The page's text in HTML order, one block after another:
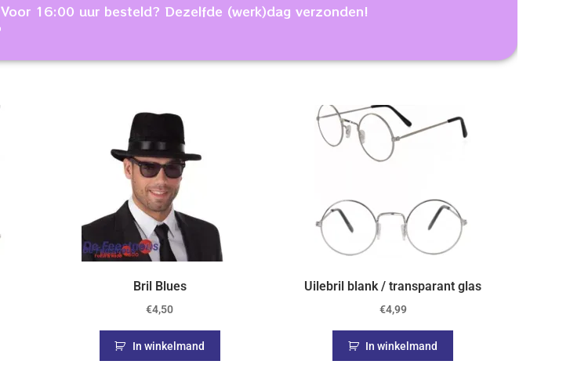
Voor 16:00 uur besteld? Dezelfde (werk)dag verzonden!
Bril Blues
€4,50
In winkelmand
Uilebril blank / transparant glas
€4,99
In winkelmand